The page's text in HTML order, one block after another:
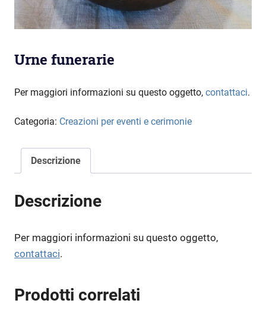
Urne funerarie
Per maggiori informazioni su questo oggetto, contattaci.
Categoria: Creazioni per eventi e cerimonie
Descrizione
Descrizione
Per maggiori informazioni su questo oggetto,
contattaci.
Prodotti correlati